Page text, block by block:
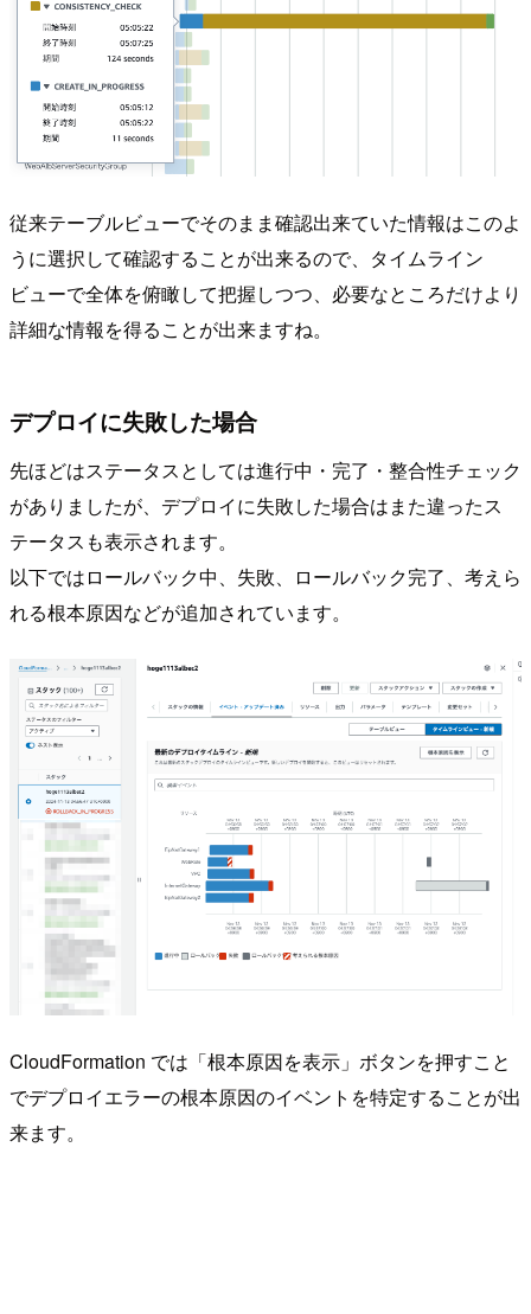
従来テーブルビューでそのまま確認出来ていた情報はこのよ
うに選択して確認することが出来るので、タイムライン
ビューで全体を俯瞰して把握しつつ、必要なところだけより
詳細な情報を得ることが出来ますね。
デプロイに失敗した場合
先ほどはステータスとしては進行中・完了・整合性チェック
がありましたが、デプロイに失敗した場合はまた違ったス
テータスも表示されます。
以下ではロールバック中、失敗、ロールバック完了、考えら
れる根本原因などが追加されています。
CloudFormation では「根本原因を表示」ボタンを押すこと
でデプロイエラーの根本原因のイベントを特定することが出
来ます。